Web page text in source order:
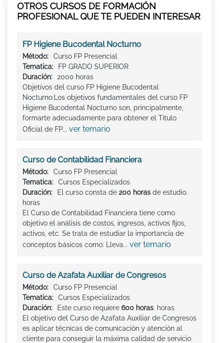
OTROS CURSOS DE FORMACIÓN
PROFESIONAL QUE TE PUEDEN INTERESAR
FP Higiene Bucodental Nocturno
Método:
Curso FP Presencial
Tematica:
FP GRADO SUPERIOR
Duración:
2000 horas
Objetivos del curso FP Higiene Bucodental
Nocturno:Los objetivos fundamentales del curso FP
Higiene Bucodental Nocturno son, principalmente,
formarte adecuadamente para obtener el Titulo
Oficial de FP... ver temario
Curso de Contabilidad Financiera
Método:
Curso FP Presencial
Tematica:
Cursos Especializados
Duración:
El curso consta de 200 horas de estudio.
horas
El Curso de Contabilidad Financiera tiene como
objetivo el análisis de costos, ingresos, activos fijos,
activos, etc. Se trata de estudiar la importancia de
conceptos básicos como: Lleva... ver temario
Curso de Azafata Auxiliar de Congresos
Método:
Curso FP Presencial
Tematica:
Cursos Especializados
Duración:
Este curso requiere 600 horas. horas
El objetivo del Curso de Azafata Auxiliar de Congresos
es aplicar técnicas de comunicación y atención al
cliente para conseguir la máxima calidad de servicio